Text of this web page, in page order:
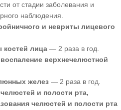
от стадии заболевания и
наблюдения.
и невриты лицевого
костей лица— 2 раза в год.
верхнечелюстной
желез— 2 раза в год.
и полости рта,
челюстей и полости рта